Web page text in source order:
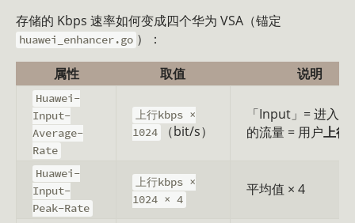
存储的 Kbps 速率如何变成四个华为 VSA（锚定
huawei_enhancer.go ）：
属性
取值 说明
Huawei-
Input-
Average-
Rate
上行kbps ×
1024
（bit/s）
「Input」= 进入
的流量 = 用户上行
Huawei-
Input-
Peak-Rate
上行kbps ×
1024 × 4
平均值 × 4